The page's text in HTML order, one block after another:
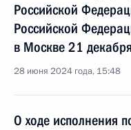
Российской
Российской
в Москве 21
28 июня 2024 года, 15:48
О ходе исполнения